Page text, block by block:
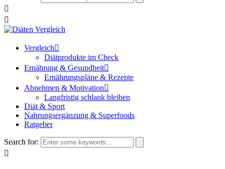
Vergleich
Diätprodukte im Check
Ernährung & Gesundheit
Ernährungspläne & Rezepte
Abnehmen & Motivation
Langfristig schlank bleiben
Diät & Sport
Nahrungsergänzung & Superfoods
Ratgeber
Search for: